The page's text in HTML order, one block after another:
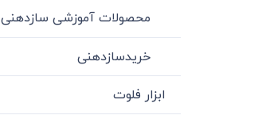
محصولات آموزشی سازدهنی
خریدسازدهنی
ابزار فلوت